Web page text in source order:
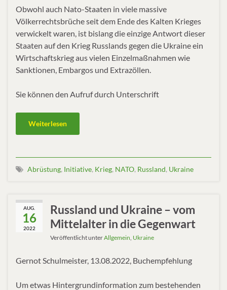
Obwohl auch Nato-Staaten in viele massive
Völkerrechtsbrüche seit dem Ende des Kalten Krieges
verwickelt waren, ist bislang die einzige Antwort dieser
Staaten auf den Krieg Russlands gegen die Ukraine ein
Wirtschaftskrieg aus vielen Einzelmaßnahmen wie
Sanktionen, Embargos und Extrazöllen.
Sie können den Aufruf durch Unterschrift
Weiterlesen
Abrüstung, Initiative, Krieg, NATO, Russland, Ukraine
AUG.
16
2022
Russland und Ukraine – vom
Mittelalter in die Gegenwart
Veröffentlicht unterAllgemein Ukraine
Gernot Schulmeister, 13.08.2022, Buchempfehlung
Um etwas Hintergrundinformation zum bestehenden